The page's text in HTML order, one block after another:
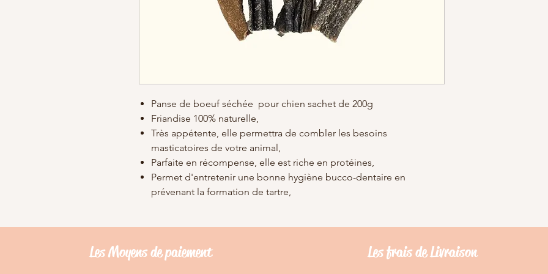
Panse de boeuf séchée pour chien sachet de 200g
Friandise 100% naturelle,
Très appétente, elle permettra de combler les besoins
masticatoires de votre animal,
Parfaite en récompense, elle est riche en protéines,
Permet d'entretenir une bonne hygiène bucco-dentaire en
prévenant la formation de tartre,
Les Moyens depaiement Les frais de Livraison